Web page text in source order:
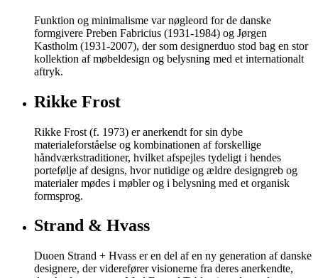
Funktion og minimalisme var nøgleord for de danske
formgivere Preben Fabricius (1931-1984) og Jørgen
Kastholm (1931-2007), der som designerduo stod bag en stor
kollektion af møbeldesign og belysning med et internationalt
aftryk.
Rikke Frost
Rikke Frost (f. 1973) er anerkendt for sin dybe
materialeforståelse og kombinationen af forskellige
håndværkstraditioner, hvilket afspejles tydeligt i hendes
portefølje af designs, hvor nutidige og ældre designgreb og
materialer mødes i møbler og i belysning med et organisk
formsprog.
Strand & Hvass
Duoen Strand + Hvass er en del af en ny generation af danske
designere, der viderefører visionerne fra deres anerkendte,